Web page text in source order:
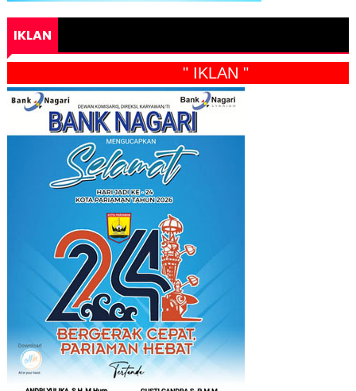
IKLAN
" IKLAN "